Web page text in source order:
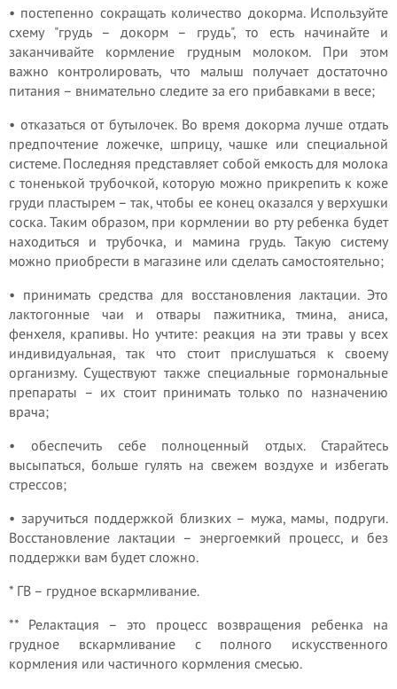
• постепенно сокращать количество докорма. Используйте
схему "грудь – докорм – грудь", то есть начинайте и
заканчивайте кормление грудным молоком. При этом
важно контролировать, что малыш получает достаточно
питания – внимательно следите за его прибавками в весе;
• отказаться от бутылочек. Во время докорма лучше отдать
предпочтение ложечке, шприцу, чашке или специальной
системе. Последняя представляет собой емкость для молока
с тоненькой трубочкой, которую можно прикрепить к коже
груди пластырем – так, чтобы ее конец оказался у верхушки
соска. Таким образом, при кормлении во рту ребенка будет
находиться и трубочка, и мамина грудь. Такую систему
можно приобрести в магазине или сделать самостоятельно;
• принимать средства для восстановления лактации. Это
лактогонные чаи и отвары пажитника, тмина, аниса,
фенхеля, крапивы. Но учтите: реакция на эти травы у всех
индивидуальная, так что стоит прислушаться к своему
организму. Существуют также специальные гормональные
препараты – их стоит принимать только по назначению
врача;
• обеспечить себе полноценный отдых. Старайтесь
высыпаться, больше гулять на свежем воздухе и избегать
стрессов;
• заручиться поддержкой близких – мужа, мамы, подруги.
Восстановление лактации – энергоемкий процесс, и без
поддержки вам будет сложно.
* ГВ – грудное вскармливание.
** Релактация – это процесс возвращения ребенка на
грудное вскармливание с полного искусственного
кормления или частичного кормления смесью.